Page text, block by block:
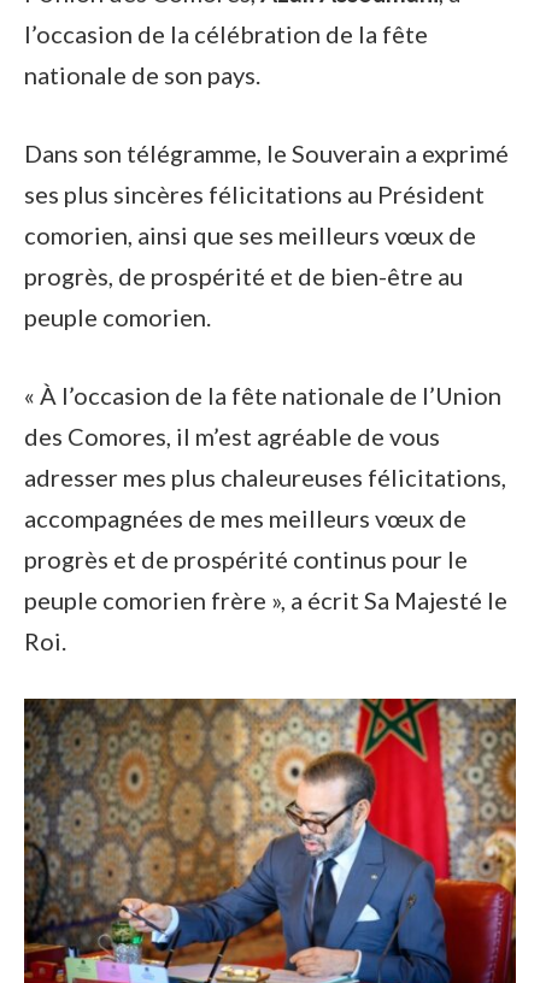
l’occasion de la célébration de la fête
nationale de son pays.
Dans son télégramme, le Souverain a exprimé
ses plus sincères félicitations au Président
comorien, ainsi que ses meilleurs vœux de
progrès, de prospérité et de bien-être au
peuple comorien.
« À l’occasion de la fête nationale de l’Union
des Comores, il m’est agréable de vous
adresser mes plus chaleureuses félicitations,
accompagnées de mes meilleurs vœux de
progrès et de prospérité continus pour le
peuple comorien frère », a écrit Sa Majesté le
Roi.